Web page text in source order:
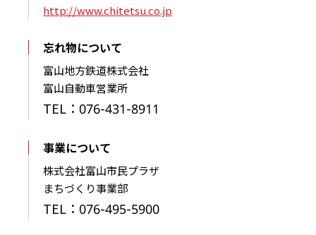
http://www.chitetsu.co.jp
忘れ物について
富山地方鉄道株式会社
富山自動車営業所
TEL：076-431-8911
事業について
株式会社富山市民プラザ
まちづくり事業部
TEL：076-495-5900